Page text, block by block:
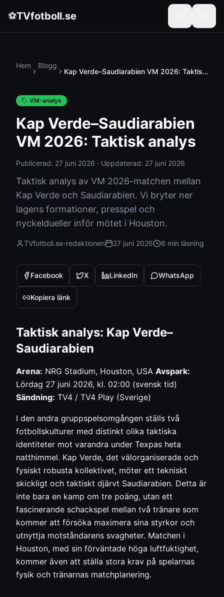
⚽TVfotboll.se
Hem Blogg
Kap Verde–Saudiarabien VM 2026: Taktisk
VM-analys
Kap Verde–Saudiarabien
VM 2026: Taktisk analys
Publicerad: 27 juni 2026 · Uppdaterad: 27 juni 2026
Taktisk analys av VM 2026-matchen mellan
Kap Verde och Saudiarabien. Vi bryter ner
lagens formationer, presspel och
nyckeldueller inför mötet i Houston.
TVfotboll.se-redaktionen 27 juni 2026 6 min läsning
Facebook X LinkedIn WhatsApp
Kopiera länk
Taktisk analys: Kap Verde–
Saudiarabien
Arena: NRG Stadium, Houston, USA Avspark:
Lördag 27 juni 2026, kl. 02:00 (svensk tid)
Sändning: TV4 / TV4 Play (Sverige)
I den andra gruppspelsomgången ställs två
fotbollskulturer med distinkt olika taktiska
identiteter mot varandra under Texpas heta
natthimmel. Kap Verde, det välorganiserade och
fysiskt robusta kollektivet, möter ett tekniskt
skickligt och taktiskt djärvt Saudiarabien. Detta är
inte bara en kamp om tre poäng, utan ett
fascinerande schackspel mellan två tränare som
kommer att försöka maximera sina styrkor och
utnyttja motståndarens svagheter. Matchen i
Houston, med sin förväntade höga luftfuktighet,
kommer även att ställa stora krav på spelarnas
fysik och tränarnas matchplanering.